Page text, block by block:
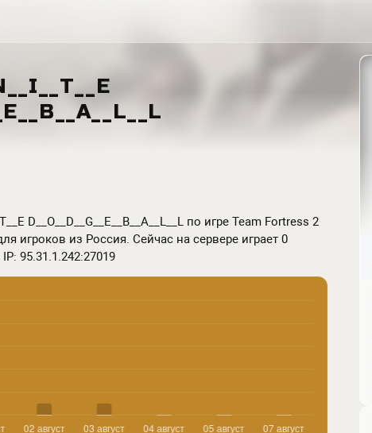
D__O__D__G__E__B__A__L__L по игре Team Fortress 2
игроков из Россия. Сейчас на сервере играет 0
95.31.1.242:27019